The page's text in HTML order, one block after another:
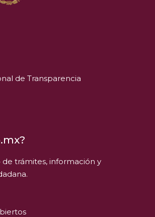
de Transparencia
de trámites, información y